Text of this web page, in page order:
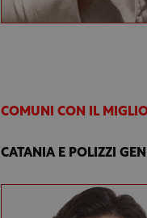
COMUNI CON IL
CATANIA E POLIZZI